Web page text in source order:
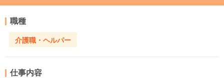
職種
介護職・ヘルパー
仕事内容